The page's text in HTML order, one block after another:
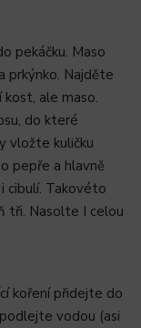
pekáčku. Maso
prkýnko. Najděte
kost, ale maso.
do které
vložte kuličku
pepře a hlavně
cibulí. Takovéto
tři. Nasolte I celou
koření přidejte do
vodou (asi